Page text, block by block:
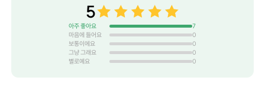
5
아주 좋아요
7
마음에 들어요
0
보통이에요
0
그냥 그래요
0
별로예요
0